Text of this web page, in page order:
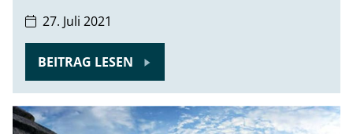
27. Juli 2021
BEITRAG LESEN